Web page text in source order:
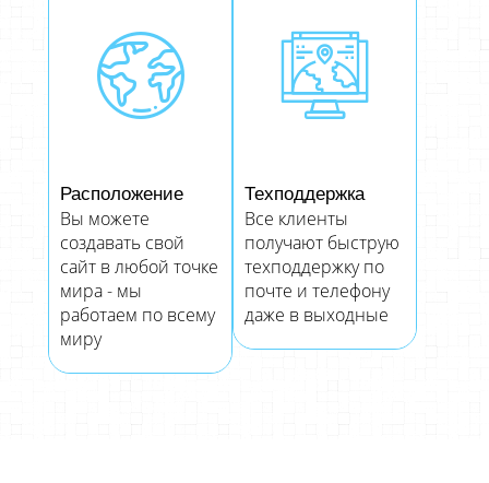
Расположение
Вы можете
создавать свой
сайт в любой точке
мира - мы
работаем по всему
миру
Техподдержка
Все клиенты
получают быструю
техподдержку по
почте и телефону
даже в выходные